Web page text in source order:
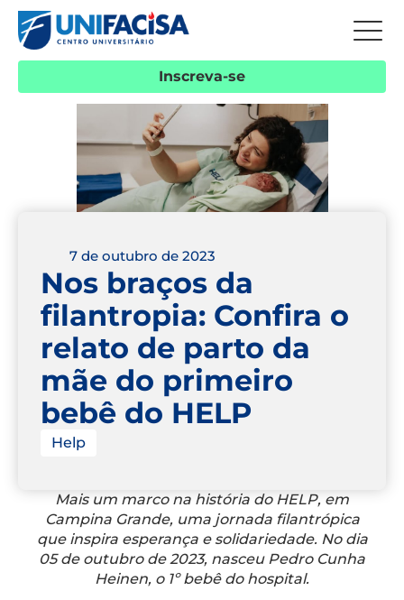
Inscreva-se
7 de outubro de 2023
Nos braços da
filantropia: Confira o
relato de parto da
mãe do primeiro
bebê do HELP
Help
Mais um marco na história do HELP, em
Campina Grande, uma jornada filantrópica
que inspira esperança e solidariedade. No dia
05 de outubro de 2023, nasceu Pedro Cunha
Heinen, o 1º bebê do hospital.